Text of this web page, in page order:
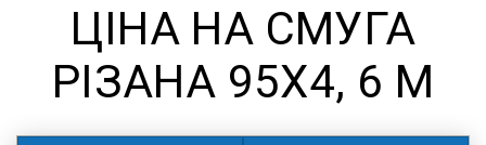
ЦІНА НА СМУГА
РІЗАНА 95Х4, 6 М